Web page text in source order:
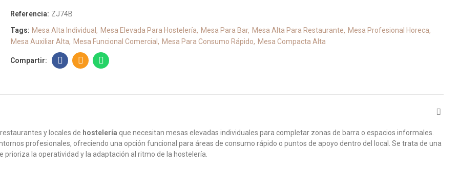
Referencia: ZJ74B
Tags: Mesa Alta Individual Mesa Elevada Para Hostelería Mesa Para Bar Mesa Alta Para Restaurante
Mesa Profesional Horeca
Mesa Auxiliar Alta
Mesa Funcional Comercial Mesa Para Consumo Rápido Mesa Compacta Alta
y locales de hostelería que necesitan mesas elevadas individuales para completar zonas de barra o espacios informales.
profesionales, ofreciendo una opción funcional para áreas de consumo rápido o puntos de apoyo dentro del local. Se trata de una
la operatividad y la adaptación al ritmo de la hostelería.